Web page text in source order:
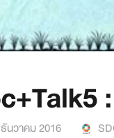
นวาคม 2016